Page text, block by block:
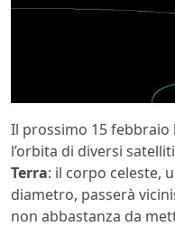
Il prossimo 15 febbraio
l’orbita di diversi
Terra: il corpo celeste,
diametro, passerà
non abbastanza da